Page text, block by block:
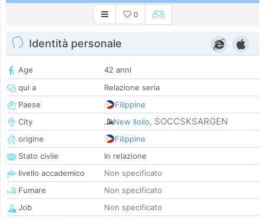
0
Identità personale
Age
42 anni
qui a
Relazione seria
Paese
Filippine
City
New Iloilo, SOCCSKSARGEN
origine
Filippine
Stato civile
In relazione
livello accademico
Non specificato
Fumare
Non specificato
Job
Non specificato